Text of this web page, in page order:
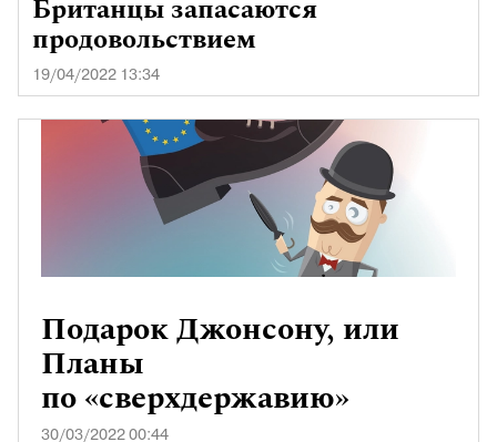
Британцы запасаются
продовольствием
19/04/2022 13:34
Подарок Джонсону, или
Планы
по «сверхдержавию»
30/03/2022 00:44